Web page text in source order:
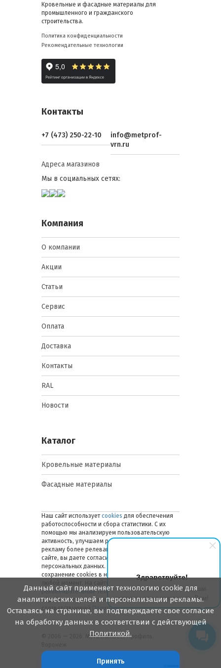
Здравствуйте!
Мы готовы ответить на Ваши
вопросы или перезвонить Вам!
Кровельные и фасадные материалы для
промышленного и гражданского
строительства.
Политика конфиденциальности
Рекомендательные технологии
Контакты
+7 (473) 250-22-10
info@metprof-
vrn.ru
Адреса магазинов
Мы в социальных сетях:
Компания
О компании
Акции
Статьи
Сервис
Оплата
Доставка
Контакты
RAL
Новости
Каталог
Кровельные материалы
Фасадные материалы
Наш сайт использует cookies для обеспечения
работоспособности и сбора статистики. С их
помощью мы анализируем пользовательскую
активность, улучшаем работу сайта и делаем
рекламу более релевантной. Оставаясь на
сайте, вы даете согласие на обработку ваших
персональных данных. Вы можете отключить
сохранение cookies в настройках браузера в
любой момент. На сайте также применяются
рекомендательные технологии. Подробнее об
обработке персональных данных — в
соответствующей
Политике.
© 2006 — 2026. Металлинвест Профиль.
Данный сайт применяет технологию cookie для
аналитических целей и персонализации рекламы.
Оставаясь на странице, вы подтверждаете свое согласие
на обработку данных в соответствии с действующей
Политикой.
Принять